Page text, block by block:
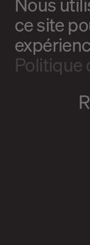
ce site
Politique